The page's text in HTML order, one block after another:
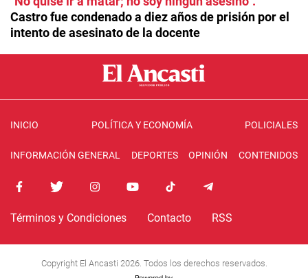
Castro fue condenado a diez años de prisión por el
intento de asesinato de la docente
INICIO POLÍTICA Y ECONOMÍA POLICIALES
INFORMACIÓN GENERAL DEPORTES OPINIÓN CONTENIDOS
Términos y Condiciones Contacto RSS
Copyright El Ancasti 2026. Todos los derechos reservados.